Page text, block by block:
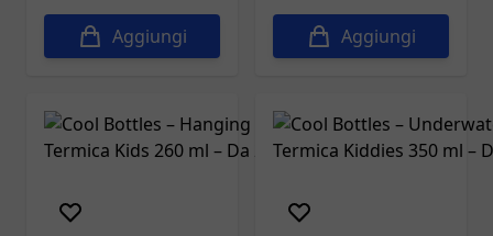
Aggiungi Aggiungi